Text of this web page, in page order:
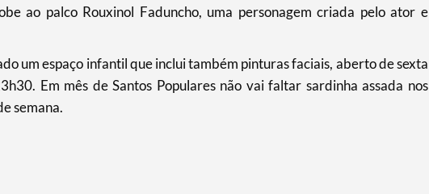
ao palco Rouxinol Faduncho, uma personagem criada pelo ator e
um espaço infantil que inclui também pinturas faciais, aberto de sexta
Em mês de Santos Populares não vai faltar sardinha assada nos
semana.